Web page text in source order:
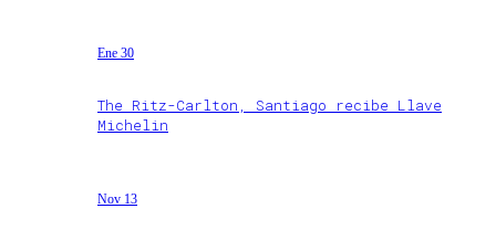
Ene 30
The Ritz-Carlton, Santiago recibe Llave
Michelin
Nov 13